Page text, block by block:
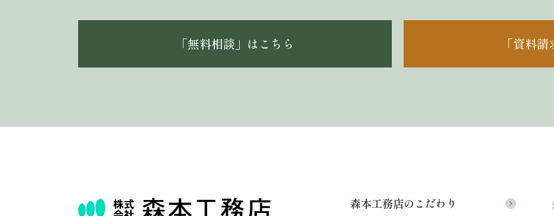
「無料相談」はこちら 「資料
森本工務店のこだわり